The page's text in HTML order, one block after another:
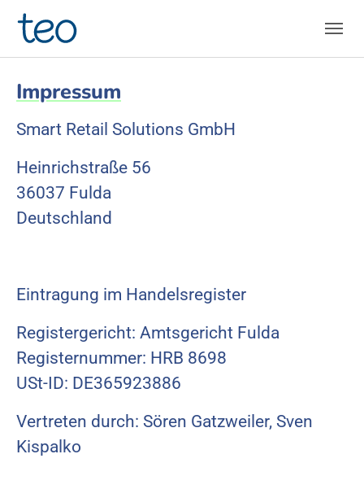
Skip to main navigation
Skip to main content
Skip to page footer
Impressum
Smart Retail Solutions GmbH
Heinrichstraße 56
36037 Fulda
Deutschland
Eintragung im Handelsregister
Registergericht: Amtsgericht Fulda
Registernummer: HRB 8698
USt-ID: DE365923886
Vertreten durch: Sören Gatzweiler, Sven
Kispalko